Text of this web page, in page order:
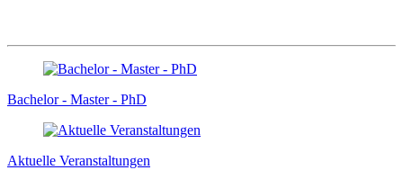
Bachelor - Master - PhD
Aktuelle Veranstaltungen